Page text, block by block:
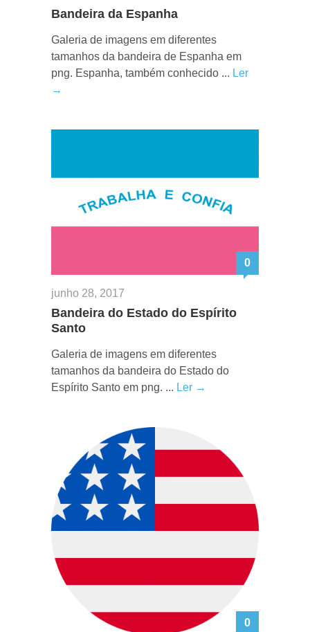
Bandeira da Espanha
Galeria de imagens em diferentes
tamanhos da bandeira de Espanha em
png. Espanha, também conhecido ... Ler
→
0
junho 28, 2017
Bandeira do Estado do Espírito
Santo
Galeria de imagens em diferentes
tamanhos da bandeira do Estado do
Espírito Santo em png. ... Ler →
0